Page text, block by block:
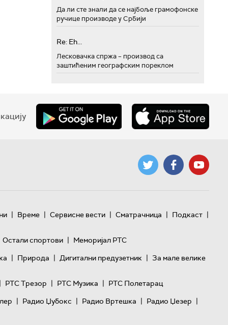
Да ли сте знали да се најбоље грамофонске
ручице производе у Србији
Re: Eh...
Лесковачка спржа – производ са
заштићеним географским пореклом
| Време | Сервисне вести | Сматрачница | Подкаст |
Остали спортови | Меморијал РТС
| Природа | Дигитални предузетник | За мале велике
| РТС Трезор | РТС Музика | РТС Полетарац
| Радио Џубокс | Радио Вртешка | Радио Џезер |